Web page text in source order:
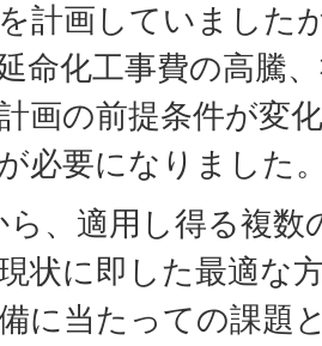
計画していました
命化工事費の高騰
画の前提条件が変
必要になりました
、適用し得る複数
状に即した最適な
に当たっての課題